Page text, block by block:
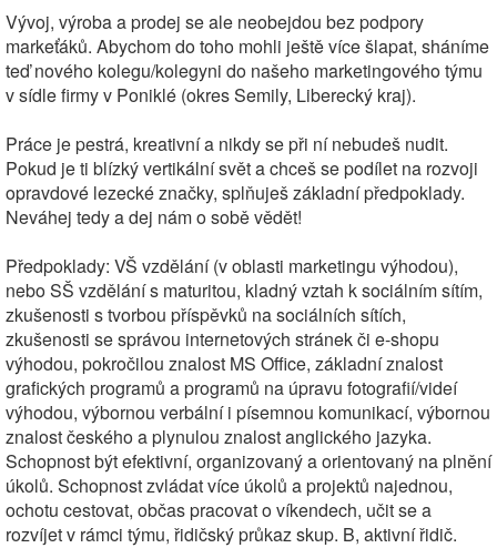
Vývoj, výroba a prodej se ale neobejdou bez podpory
markeťáků. Abychom do toho mohli ještě více šlapat, sháníme
teď nového kolegu/kolegyni do našeho marketingového týmu
v sídle firmy v Poniklé (okres Semily, Liberecký kraj).
Práce je pestrá, kreativní a nikdy se při ní nebudeš nudit.
Pokud je ti blízký vertikální svět a chceš se podílet na rozvoji
opravdové lezecké značky, splňuješ základní předpoklady.
Neváhej tedy a dej nám o sobě vědět!
Předpoklady: VŠ vzdělání (v oblasti marketingu výhodou),
nebo SŠ vzdělání s maturitou, kladný vztah k sociálním sítím,
zkušenosti s tvorbou příspěvků na sociálních sítích,
zkušenosti se správou internetových stránek či e-shopu
výhodou, pokročilou znalost MS Office, základní znalost
grafických programů a programů na úpravu fotografií/videí
výhodou, výbornou verbální i písemnou komunikací, výbornou
znalost českého a plynulou znalost anglického jazyka.
Schopnost být efektivní, organizovaný a orientovaný na plnění
úkolů. Schopnost zvládat více úkolů a projektů najednou,
ochotu cestovat, občas pracovat o víkendech, učit se a
rozvíjet v rámci týmu, řidičský průkaz skup. B, aktivní řidič.